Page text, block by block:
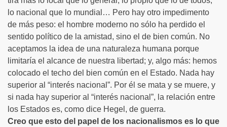
lo nacional que lo mundial… Pero hay otro impedimento
de más peso: el hombre moderno no sólo ha perdido el
sentido político de la amistad, sino el de bien común. No
aceptamos la idea de una naturaleza humana porque
limitaría el alcance de nuestra libertad; y, algo más: hemos
colocado el techo del bien común en el Estado. Nada hay
superior al “interés nacional”. Por él se mata y se muere, y
si nada hay superior al “interés nacional”, la relación entre
los Estados es, como dice Hegel, de guerra.
Creo que esto del papel de los nacionalismos es lo que